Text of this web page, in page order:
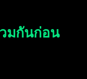
มกันก่อน